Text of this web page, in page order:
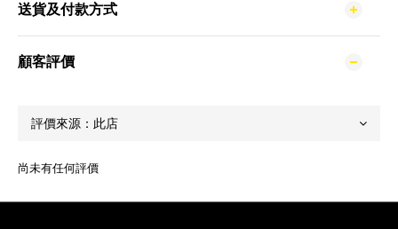
送貨及付款方式
顧客評價
尚未有任何評價